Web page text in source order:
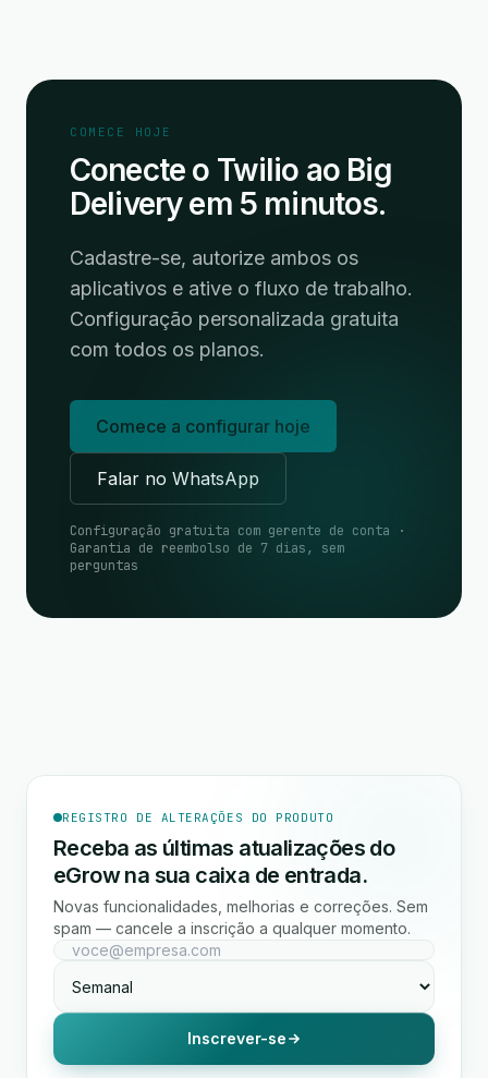
COMECE HOJE
Conecte o Twilio ao Big
Delivery em 5 minutos.
Cadastre-se, autorize ambos os
aplicativos e ative o fluxo de trabalho.
Configuração personalizada gratuita
com todos os planos.
Comece a configurar hoje
Falar no WhatsApp
Configuração gratuita com gerente de conta ·
Garantia de reembolso de 7 dias, sem
perguntas
REGISTRO DE ALTERAÇÕES DO PRODUTO
Receba as últimas atualizações do
eGrow na sua caixa de entrada.
Novas funcionalidades, melhorias e correções. Sem
spam — cancele a inscrição a qualquer momento.
Inscrever-se